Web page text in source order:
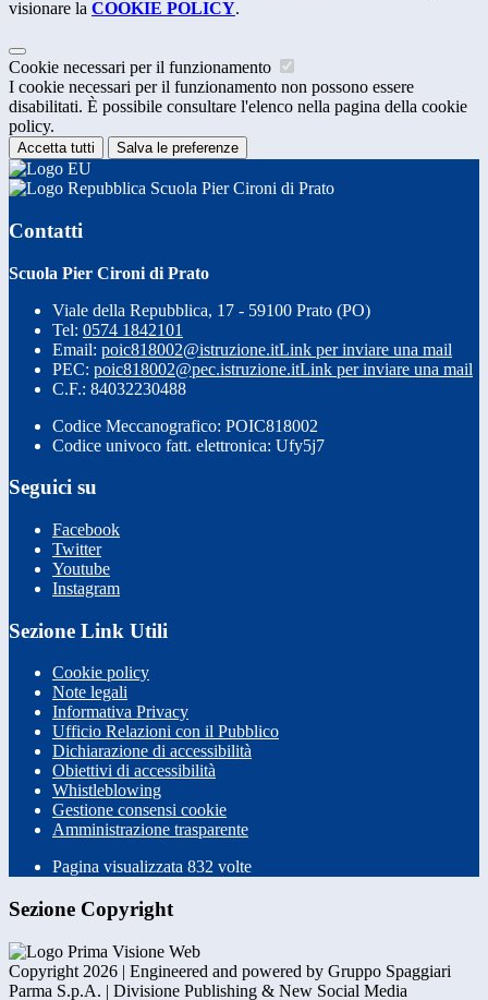
visionare la COOKIE POLICY.
Cookie necessari per il funzionamento
I cookie necessari per il funzionamento non possono essere
disabilitati. È possibile consultare l'elenco nella pagina della cookie
policy.
Accetta tutti Salva le preferenze
Scuola Pier Cironi di Prato
Contatti
Scuola Pier Cironi di Prato
Viale della Repubblica, 17 - 59100 Prato (PO)
Tel: 0574 1842101
Email: poic818002@istruzione.itLink per inviare una mail
PEC: poic818002@pec.istruzione.itLink per inviare una mail
C.F.: 84032230488
Codice Meccanografico: POIC818002
Codice univoco fatt. elettronica: Ufy5j7
Seguici su
Facebook
Twitter
Youtube
Instagram
Sezione Link Utili
Cookie policy
Note legali
Informativa Privacy
Ufficio Relazioni con il Pubblico
Dichiarazione di accessibilità
Obiettivi di accessibilità
Whistleblowing
Gestione consensi cookie
Amministrazione trasparente
Pagina visualizzata 832 volte
Sezione Copyright
Copyright 2026 | Engineered and powered by Gruppo Spaggiari
Parma S.p.A. | Divisione Publishing & New Social Media